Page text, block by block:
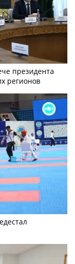
президента
регионов